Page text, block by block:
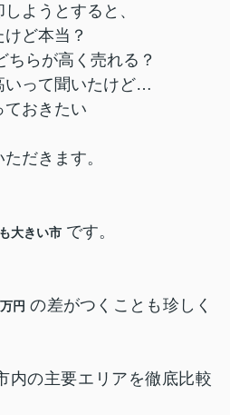
ようとすると、
ど本当？
ちらが高く売れる？
いって聞いたけど…
ておきたい
だきます。
大きい市 です。
円 の差がつくことも珍しく
内の主要エリアを徹底比較